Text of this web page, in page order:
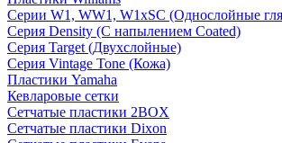
Серии W1, WW1, W1xSC (Однослойные
Серия Density (C напылением Coated)
Серия Target (Двухслойные)
Серия Vintage Tone (Кожа)
Пластики Yamaha
Кевларовые сетки
Сетчатые пластики 2BOX
Сетчатые пластики Dixon